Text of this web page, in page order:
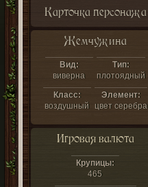
Карточка персонажа
Жемчужина
Вид:
виверна
Тип:
плотоядный
Класс:
воздушный
Элемент:
цвет серебра
Игровая валюта
Крупицы:
465